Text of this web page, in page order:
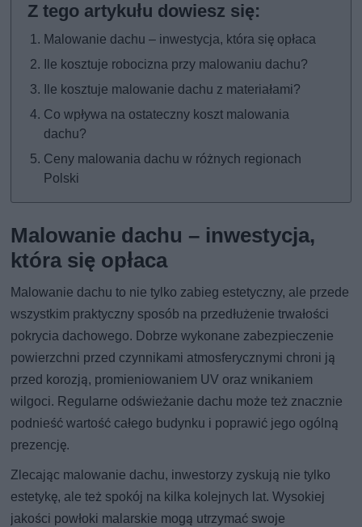
Malowanie dachu – inwestycja, która się opłaca
Ile kosztuje robocizna przy malowaniu dachu?
Ile kosztuje malowanie dachu z materiałami?
Co wpływa na ostateczny koszt malowania
dachu?
Ceny malowania dachu w różnych regionach
Polski
Malowanie dachu – inwestycja,
która się opłaca
Malowanie dachu to nie tylko zabieg estetyczny, ale przede
wszystkim praktyczny sposób na przedłużenie trwałości
pokrycia dachowego. Dobrze wykonane zabezpieczenie
powierzchni przed czynnikami atmosferycznymi chroni ją
przed korozją, promieniowaniem UV oraz wnikaniem
wilgoci. Regularne odświeżanie dachu może też znacznie
podnieść wartość całego budynku i poprawić jego ogólną
prezencję.
Zlecając malowanie dachu, inwestorzy zyskują nie tylko
estetykę, ale też spokój na kilka kolejnych lat. Wysokiej
jakości powłoki malarskie mogą utrzymać swoje